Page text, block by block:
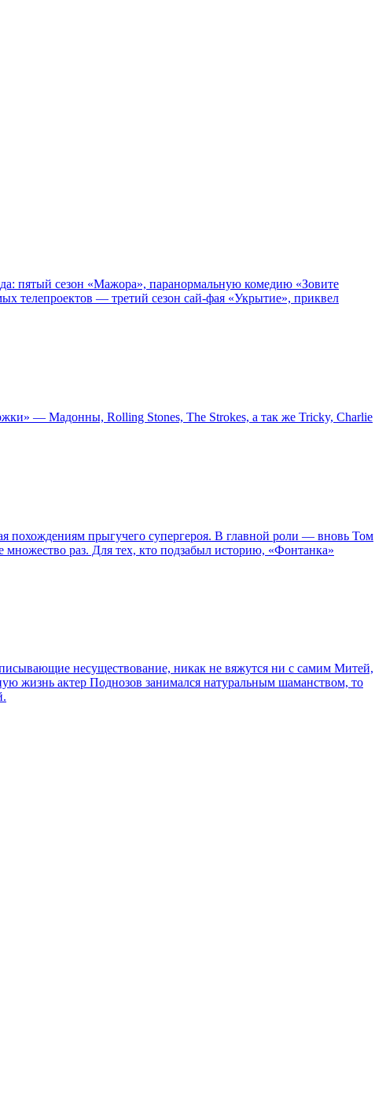
пятый сезон «Мажора», паранормальную комедию «Зовите
телепроектов — третий сезон сай-фая «Укрытие», приквел
— Мадонны, Rolling Stones, The Strokes, а так же Tricky, Charlie
прыгучего супергероя. В главной роли — вновь Том
раз. Для тех, кто подзабыл историю, «Фонтанка»
несуществование, никак не вяжутся ни с самим Митей,
жизнь актер Поднозов занимался натуральным шаманством, то